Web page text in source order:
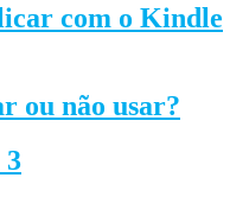
com o Kindle
ou não usar?
3